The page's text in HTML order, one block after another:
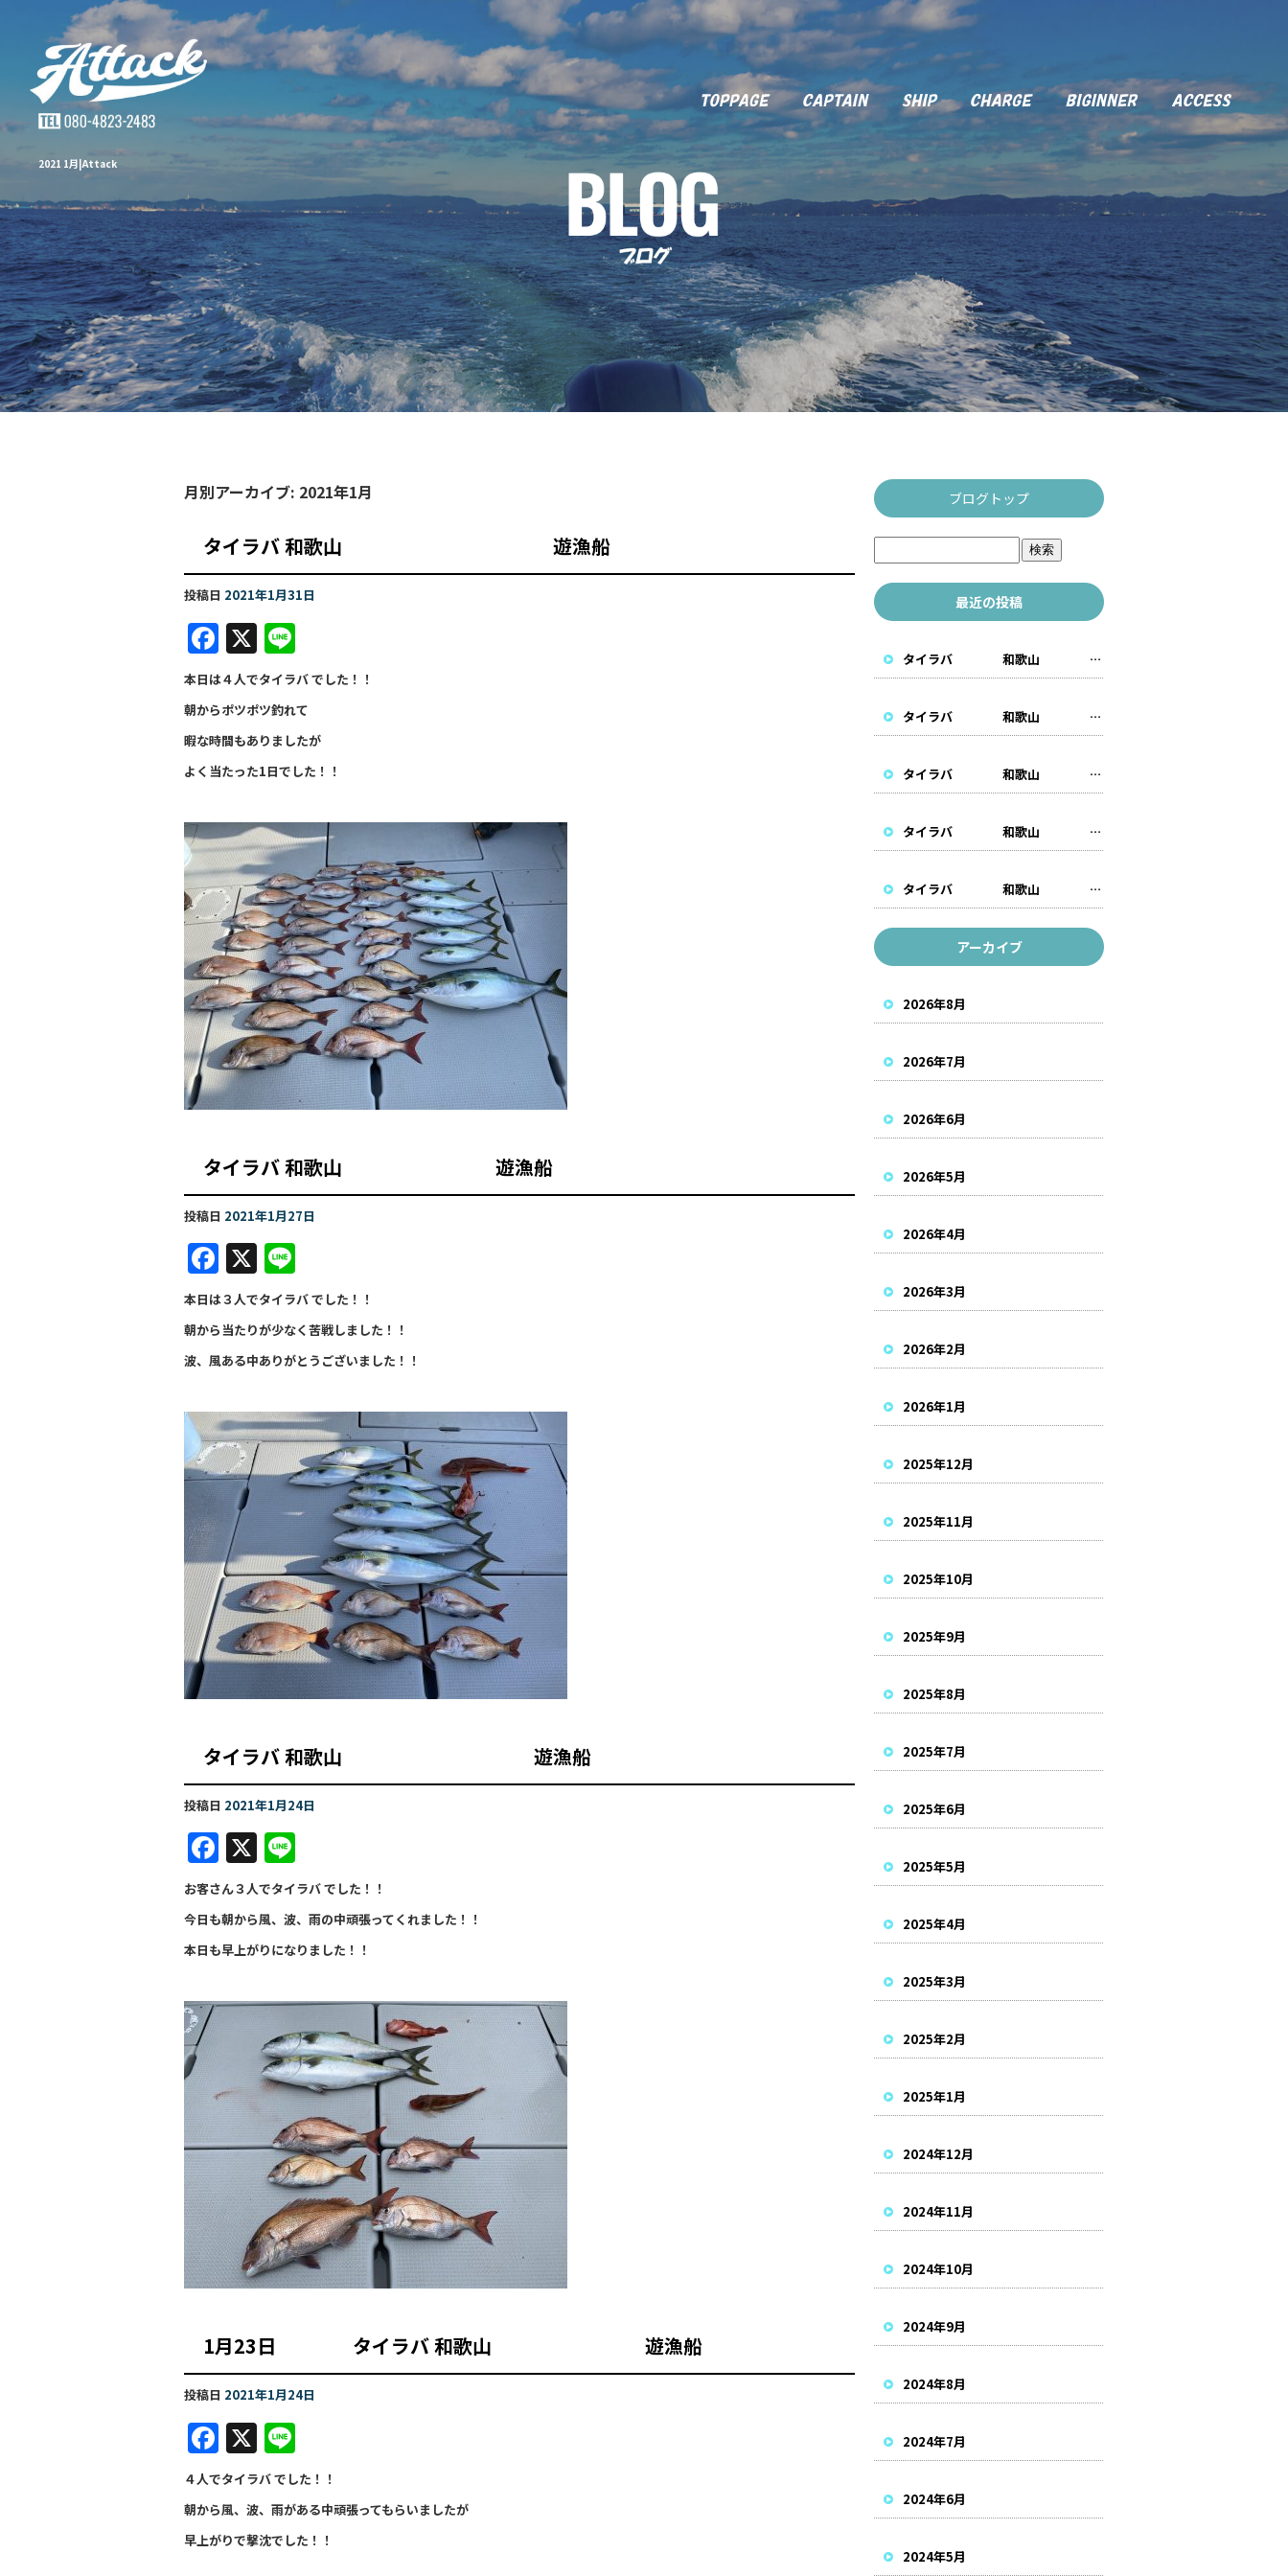
2021 1月|Attack
月別アーカイブ: 2021年1月
タイラバ 和歌山 遊漁船
投稿日 2021年1月31日
F
a
c
e
b
o
o
k
X
n
e
本日は４人でタイラバ でした！！
朝からポツポツ釣れて
暇な時間もありましたが
よく当たった1日でした！！
タイラバ 和歌山 遊漁船
投稿日 2021年1月27日
F
a
c
e
b
o
o
k
X
n
e
本日は３人でタイラバ でした！！
朝から当たりが少なく苦戦しました！！
波、風ある中ありがとうございました！！
タイラバ 和歌山 遊漁船
投稿日 2021年1月24日
F
a
c
e
b
o
X
n
e
お客さん３人でタイラバ でした！！
今日も朝から風、波、雨の中頑張ってくれました！！
本日も早上がりになりました！！
1月23日 タイラバ 和歌山 遊漁船
投稿日 2021年1月24日
F
a
c
e
b
X
n
e
４人でタイラバ でした！！
朝から風、波、雨がある中頑張ってもらいましたが
早上がりで撃沈でした！！
ブログトップ
最近の投稿
タイラバ 和歌山 遊漁船
タイラバ 和歌山 遊漁船
タイラバ 和歌山 遊漁船
タイラバ 和歌山 遊漁船
タイラバ 和歌山 遊漁船
アーカイブ
2026年8月
2026年7月
2026年6月
2026年5月
2026年4月
2026年3月
2026年2月
2026年1月
2025年12月
2025年11月
2025年10月
2025年9月
2025年8月
2025年7月
2025年6月
2025年5月
2025年4月
2025年3月
2025年2月
2025年1月
2024年12月
2024年11月
2024年10月
2024年9月
2024年8月
2024年7月
2024年6月
2024年5月